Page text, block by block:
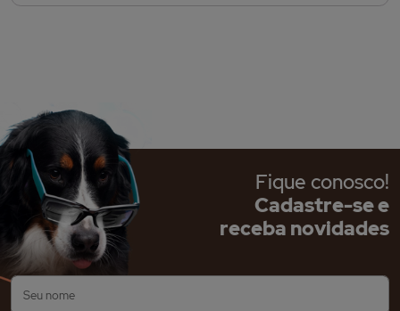
Fique conosco!
Cadastre-se e
receba novidades